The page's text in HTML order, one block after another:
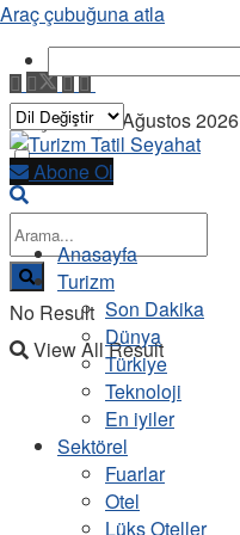
Perşembe, 6 Ağustos 2026
No Result
View All Result
Abone Ol
Anasayfa
Turizm
Son Dakika
Dünya
Türkiye
Teknoloji
En iyiler
Sektörel
Fuarlar
Otel
Lüks Oteller
Araç çubuğuna atla